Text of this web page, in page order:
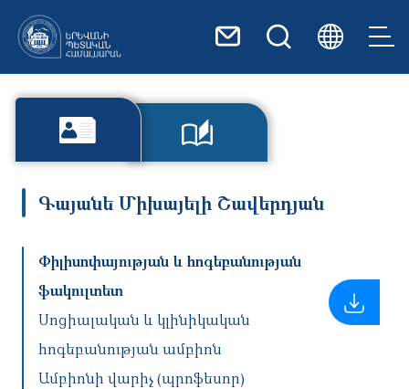
Գայանե Միխայելի Շավերդյան
Փիլիսոփայության և հոգեբանության
ֆակուլտետ
Սոցիալական և կլինիկական
հոգեբանության ամբիոն
Ամբիոնի վարիչ (պրոֆեսոր)